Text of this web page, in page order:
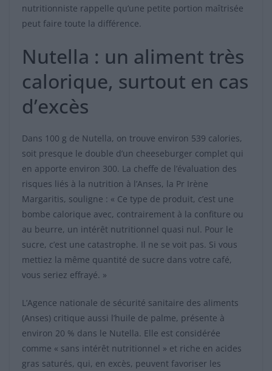
nutritionniste rappelle qu’une petite portion maîtrisée
peut faire toute la différence.
Nutella : un aliment très
calorique, surtout en cas
d’excès
Dans 100 g de Nutella, on trouve environ 539 calories,
soit presque le double d’un cheeseburger complet qui
en apporte environ 300. La cheffe de l’évaluation des
risques liés à la nutrition à l’Anses, la Pr Irène
Margaritis, souligne : « Ce type de produit, c’est une
bombe calorique avec, contrairement à la confiture ou
au beurre, un intérêt nutritionnel quasi nul. Pour le
sucre, c’est une catastrophe. Il ne se voit pas. Si vous
mettiez la même quantité de sucre dans votre café,
vous seriez effrayé. »
L’Agence nationale de sécurité sanitaire des aliments
(Anses) critique aussi l’huile de palme, présente à
environ 20 % dans le Nutella. Elle est considérée
comme « sans intérêt nutritionnel » et riche en acides
gras saturés, qui, en excès, peuvent favoriser les